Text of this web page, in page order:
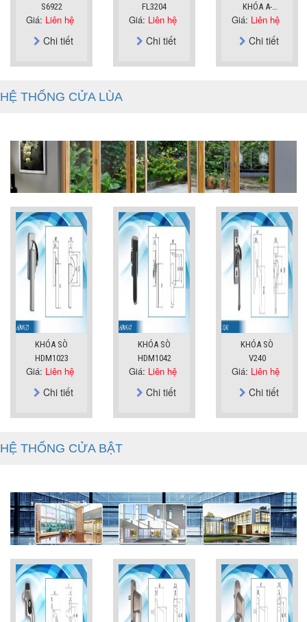
S6922
Giá: Liên hệ
Chi tiết
FL3204
Giá: Liên hệ
Chi tiết
KHÓA A-
SUS304
Giá: Liên hệ
Chi tiết
HỆ THỐNG CỬA LÙA
KHÓA SÒ
HDM1023
Giá: Liên hệ
Chi tiết
KHÓA SÒ
HDM1042
Giá: Liên hệ
Chi tiết
KHÓA SÒ
V240
Giá: Liên hệ
Chi tiết
HỆ THỐNG CỬA BẬT